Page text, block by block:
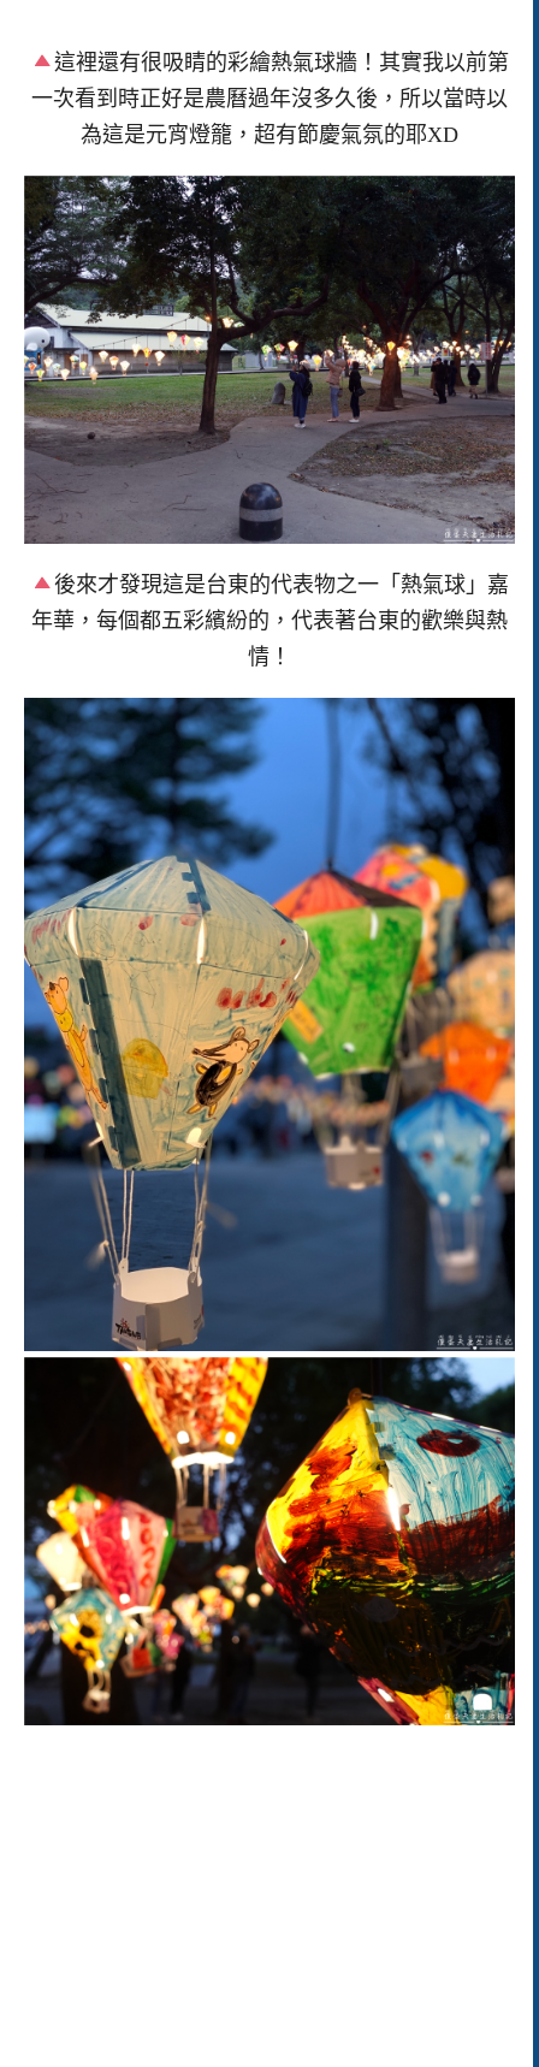
這裡還有很吸睛的彩繪熱氣球牆！其實我以前第
一次看到時正好是農曆過年沒多久後，所以當時以
為這是元宵燈籠，超有節慶氣氛的耶XD
後來才發現這是台東的代表物之一「熱氣球」嘉
年華，每個都五彩繽紛的，代表著台東的歡樂與熱
情！